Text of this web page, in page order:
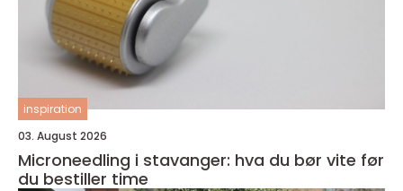
inspiration
03. August 2026
Microneedling i stavanger: hva du bør vite før
du bestiller time